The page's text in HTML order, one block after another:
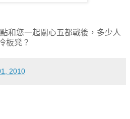
和您一起關心五都戰後，多少人
板凳？
2010